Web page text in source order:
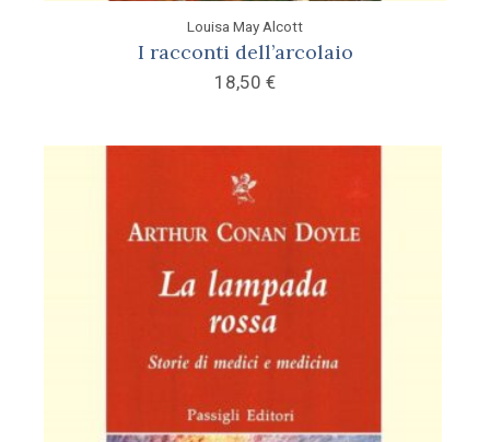
Louisa May Alcott
I racconti dell’arcolaio
18,50 €